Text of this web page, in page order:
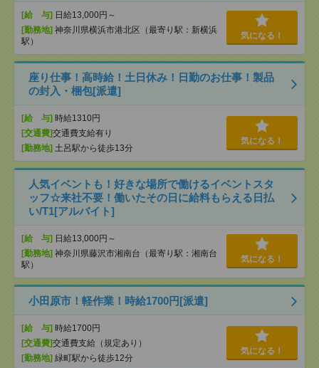
[給 与] 日給13,000円～
[勤務地] 神奈川県横浜市港北区（最寄り駅：新横浜
駅）
気になる！
座り仕事！高時給！土日休み！日勤のお仕事！製品
の封入・梱包[派遣]
[給 与] 時給1310円
[交通費]交通費支給有り
[勤務地] 土呂駅から徒歩13分
気になる！
人気イベントも！好きな場所で働けるイベントスタ
ッフ☆来社不要！働いたその日に給料もらえる日払
い/T1[アルバイト]
[給 与] 日給13,000円～
[勤務地] 神奈川県藤沢市湘南台（最寄り駅：湘南台
駅）
気になる！
小田原市！軽作業！時給1700円[派遣]
[給 与] 時給1700円
[交通費]交通費支給（規定あり）
[勤務地] 緑町駅から徒歩12分
気になる！